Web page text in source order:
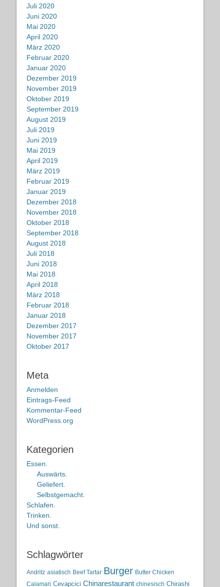
Juli 2020
Juni 2020
Mai 2020
April 2020
März 2020
Februar 2020
Januar 2020
Dezember 2019
November 2019
Oktober 2019
September 2019
August 2019
Juli 2019
Juni 2019
Mai 2019
April 2019
März 2019
Februar 2019
Januar 2019
Dezember 2018
November 2018
Oktober 2018
September 2018
August 2018
Juli 2018
Juni 2018
Mai 2018
April 2018
März 2018
Februar 2018
Januar 2018
Dezember 2017
November 2017
Oktober 2017
Meta
Anmelden
Eintrags-Feed
Kommentar-Feed
WordPress.org
Kategorien
Essen.
Auswärts.
Geliefert.
Selbstgemacht.
Schlafen.
Trinken.
Und sonst.
Schlagwörter
Andritz asiatisch Beef Tartar Burger Butter Chicken
Calamari Cevapcici Chinarestaurant chinesisch Chirashi